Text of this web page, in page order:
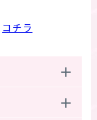
コチラ